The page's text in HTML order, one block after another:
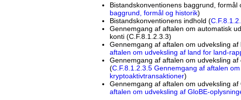
Bistandskonventionens baggrund, formål
baggrund, formål og historik)
Bistandskonventionens indhold (
Gennemgang af aftalen om automatisk
konti (C.F.8.1.2.3.3)
Gennemgang af aftalen om udveksling
aftalen om udveksling af land for land-
Gennemgang af aftalen om udveksling
(C.F.8.1.2.3.5 Gennemgang af aftalen
kryptoaktivtransaktioner)
Gennemgang af aftalen om udveksling af
aftalen om udveksling af GloBE-